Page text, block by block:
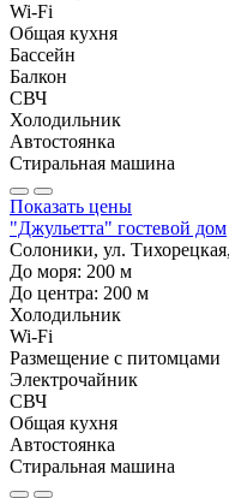
Wi-Fi
Общая кухня
Бассейн
Балкон
СВЧ
Холодильник
Автостоянка
Стиральная машина
Показать цены
"Джульетта" гостевой дом
Солоники, ул.
До моря: 200 м
До центра: 200 м
Холодильник
Wi-Fi
Размещение с питомцами
Электрочайник
СВЧ
Общая кухня
Автостоянка
Стиральная машина